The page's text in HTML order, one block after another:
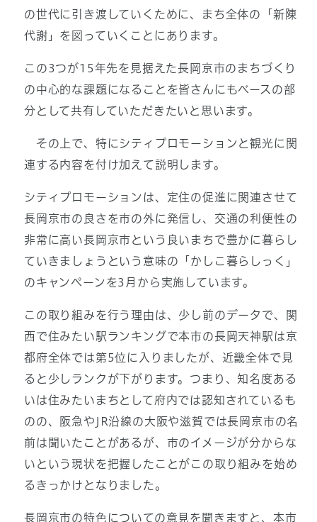
の世代に引き渡していくために、まち全体の「新陳
代謝」を図っていくことにあります。
この3つが15年先を見据えた長岡京市のまちづくり
の中心的な課題になることを皆さんにもベースの部
分として共有していただきたいと思います。
その上で、特にシティプロモーションと観光に関
連する内容を付け加えて説明します。
シティプロモーションは、定住の促進に関連させて
長岡京市の良さを市の外に発信し、交通の利便性の
非常に高い長岡京市という良いまちで豊かに暮らし
ていきましょうという意味の「かしこ暮らしっく」
のキャンペーンを3月から実施しています。
この取り組みを行う理由は、少し前のデータで、関
西で住みたい駅ランキングで本市の長岡天神駅は京
都府全体では第5位に入りましたが、近畿全体で見
ると少しランクが下がります。つまり、知名度ある
いは住みたいまちとして府内では認知されているも
のの、阪急やJR沿線の大阪や滋賀では長岡京市の名
前は聞いたことがあるが、市のイメージが分からな
いという現状を把握したことがこの取り組みを始め
るきっかけとなりました。
長岡京市の特色についての意見を聞きますと、本市